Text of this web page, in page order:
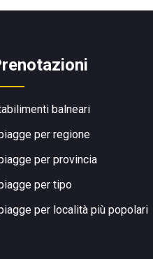
balneari
per regione
per provincia
per tipo
per località più popolari